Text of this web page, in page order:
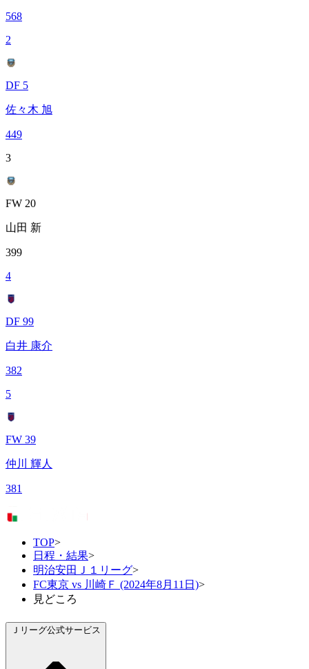
568
2
DF 5
佐々木 旭
449
3
FW 20
山田 新
399
4
DF 99
白井 康介
382
5
FW 39
仲川 輝人
381
TOP>
日程・結果>
明治安田Ｊ１リーグ>
FC東京 vs 川崎Ｆ (2024年8月11日)>
見どころ
Ｊリーグ公式サービス